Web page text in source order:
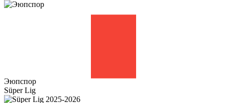
Эюпспор
Süper Lig